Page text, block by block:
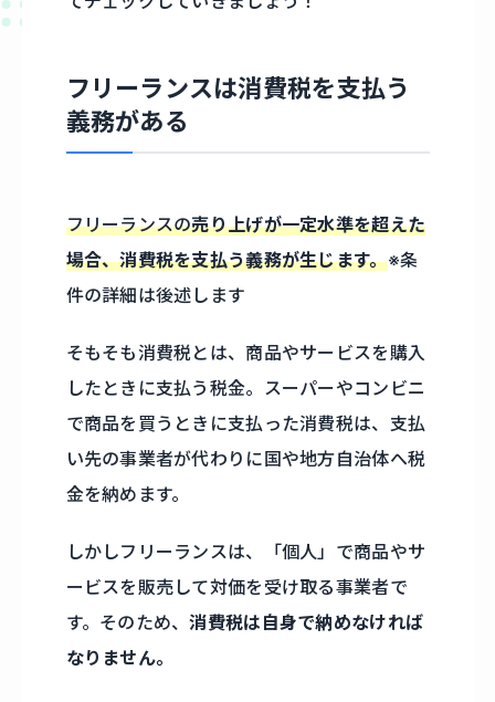
フリーランスは消費税を支払う
義務がある
フリーランスの売り上げが一定水準を超えた
場合、消費税を支払う義務が生じます。※条
件の詳細は後述します
そもそも消費税とは、商品やサービスを購入
したときに支払う税金。スーパーやコンビニ
で商品を買うときに支払った消費税は、支払
い先の事業者が代わりに国や地方自治体へ税
金を納めます。
しかしフリーランスは、「個人」で商品やサ
ービスを販売して対価を受け取る事業者で
す。そのため、消費税は自身で納めなければ
なりません。